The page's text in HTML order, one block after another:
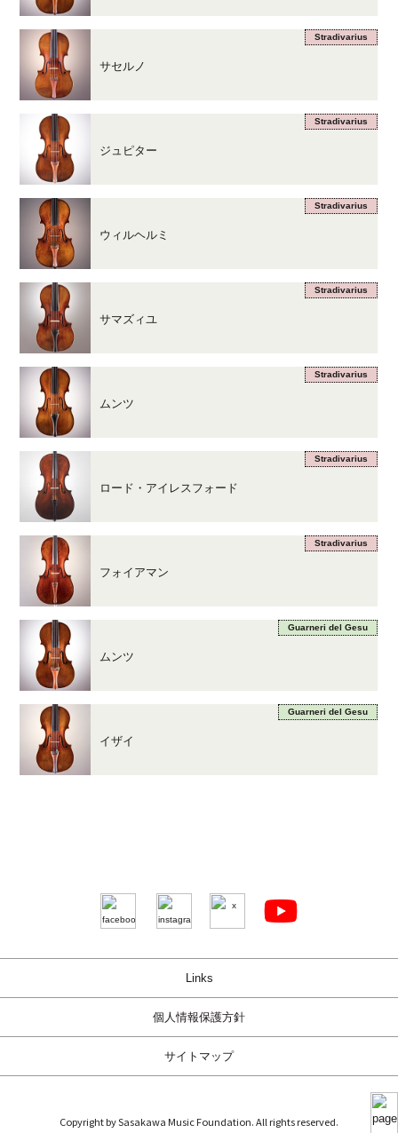
Stradivarius
サセルノ
Stradivarius
ジュピター
Stradivarius
ウィルヘルミ
Stradivarius
サマズィユ
Stradivarius
ムンツ
Stradivarius
ロード・アイレスフォード
Stradivarius
フォイアマン
Guarneri del Gesu
ムンツ
Guarneri del Gesu
イザイ
Links
個人情報保護方針
サイトマップ
Copyright by Sasakawa Music Foundation. All rights reserved.